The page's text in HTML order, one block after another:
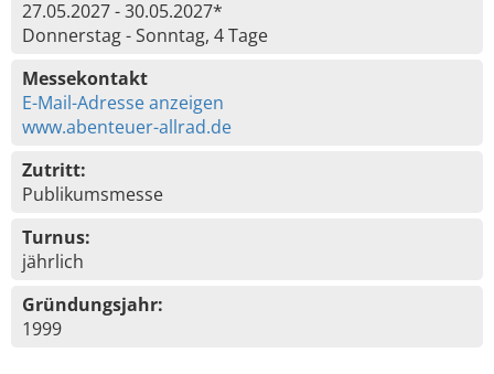
27.05.2027 - 30.05.2027*
Donnerstag - Sonntag, 4 Tage
Messekontakt
E-Mail-Adresse anzeigen
www.abenteuer-allrad.de
Zutritt:
Publikumsmesse
Turnus:
jährlich
Gründungsjahr:
1999